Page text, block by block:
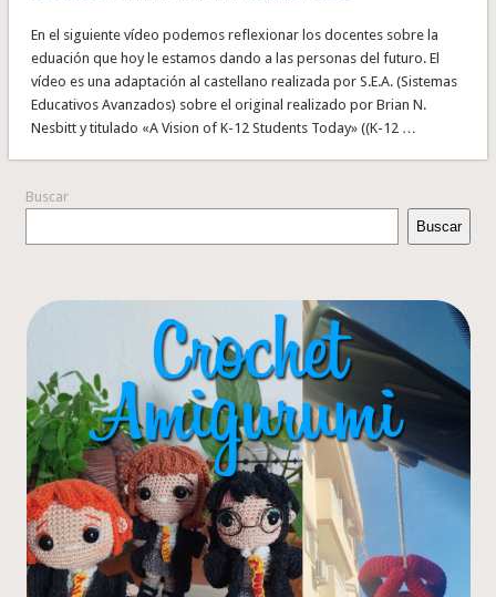
En el siguiente vídeo podemos reflexionar los docentes sobre la
eduación que hoy le estamos dando a las personas del futuro. El
vídeo es una adaptación al castellano realizada por S.E.A. (Sistemas
Educativos Avanzados) sobre el original realizado por Brian N.
Nesbitt y titulado «A Vision of K-12 Students Today» ((K-12 …
Buscar
Buscar